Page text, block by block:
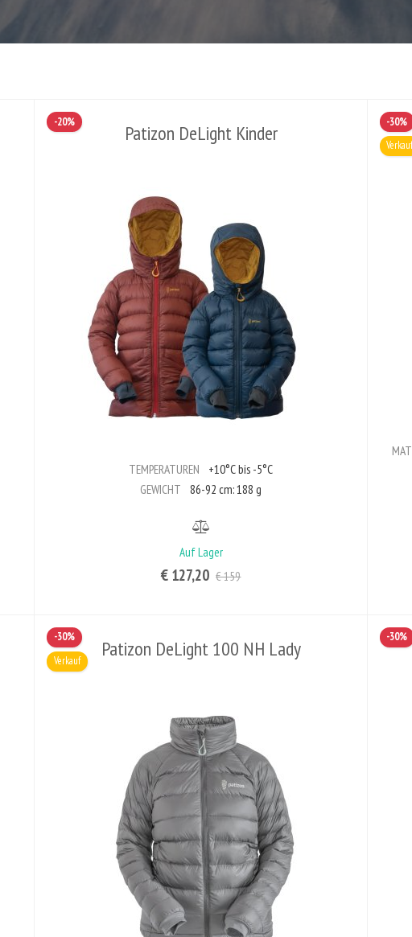
-20% Patizon DeLight Kinder
TEMPERATUREN
+10°C bis -5°C
GEWICHT 86-92 cm: 188 g
Auf Lager
€ 127,20 € 159
-30%
-30%
Verkauf
Patizon DeLight 100 NH Lady -30%